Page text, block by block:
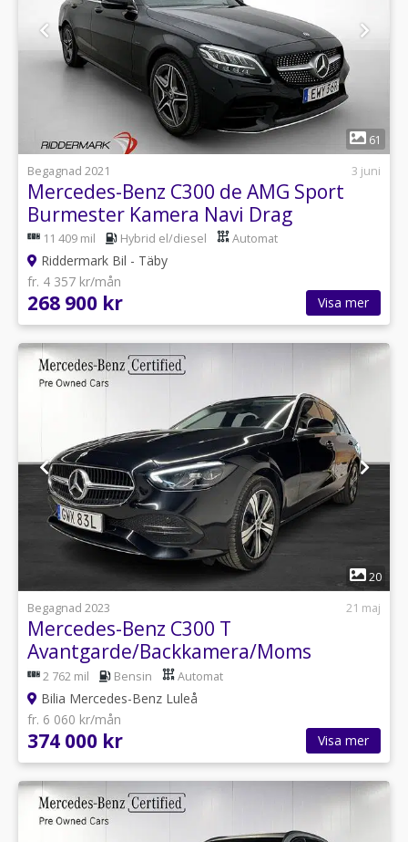
1
61
Begagnad 2021
3 juni
Mercedes-Benz C300 de AMG Sport
Burmester Kamera Navi Drag
11 409 mil Hybrid el/diesel Automat
Riddermark Bil - Täby
fr. 4 357 kr/mån
268 900 kr Visa mer
20
Begagnad 2023
21 maj
Mercedes-Benz C300 T
Avantgarde/Backkamera/Moms
2 762 mil Bensin Automat
Bilia Mercedes-Benz Luleå
fr. 6 060 kr/mån
374 000 kr Visa mer